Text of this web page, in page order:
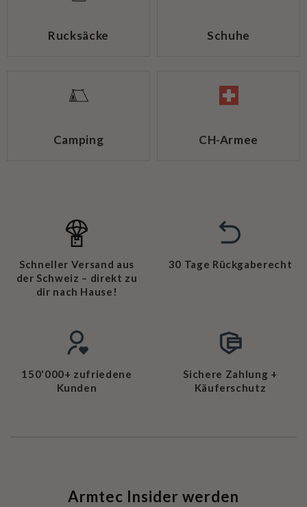
Rucksäcke Schuhe
Camping CH-Armee
Schneller Versand aus
der Schweiz – direkt zu
dir nach Hause!
30 Tage Rückgaberecht
150'000+ zufriedene
Kunden
Sichere Zahlung +
Käuferschutz
Armtec Insider werden